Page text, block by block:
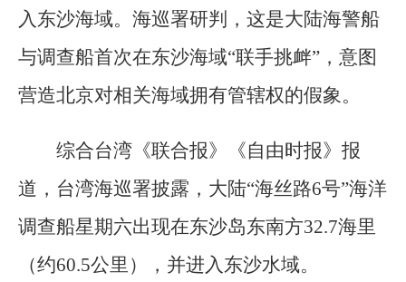
入东沙海域。海巡署研判，这是大陆海警船
与调查船首次在东沙海域“联手挑衅”，意图
营造北京对相关海域拥有管辖权的假象。
综合台湾《联合报》《自由时报》报
道，台湾海巡署披露，大陆“海丝路6号”海洋
调查船星期六出现在东沙岛东南方32.7海里
（约60.5公里），并进入东沙水域。